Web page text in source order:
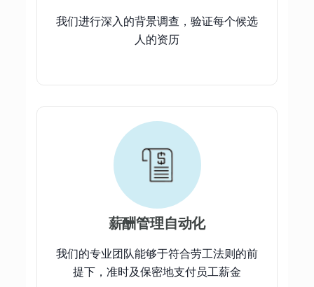
我们进行深入的背景调查，验证每个候选
人的资历
薪酬管理自动化
我们的专业团队能够于符合劳工法则的前
提下，准时及保密地支付员工薪金